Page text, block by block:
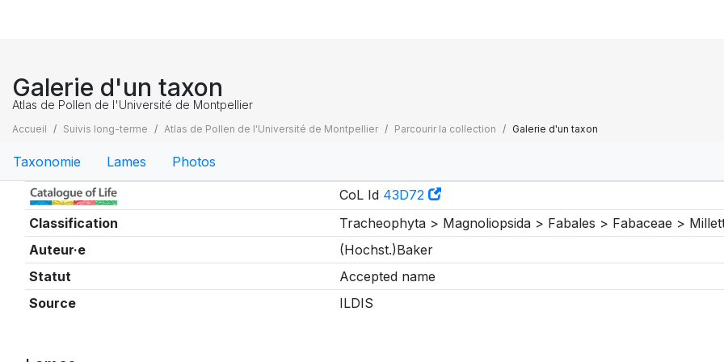
Galerie d'un taxon
Atlas de Pollen de l'Université de Montpellier
Accueil Suivis long-terme Atlas de Pollen de l'Université de Montpellier Parcourir la collection Galerie d'un taxon
Taxonomie Lames Photos
Taxonomie
CoL Id 43D72
Classification
Tracheophyta > Magnoliopsida > Fabales > Fabaceae >
Auteur·e
(Hochst.)Baker
Statut
Accepted name
Source
ILDIS